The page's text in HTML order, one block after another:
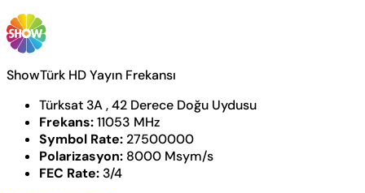
ShowTürk HD Yayın Frekansı
Türksat 3A , 42 Derece Doğu Uydusu
Frekans:11053 MHz
Symbol Rate: 27500000
Polarizasyon: 8000 Msym/s
FEC Rate: 3/4